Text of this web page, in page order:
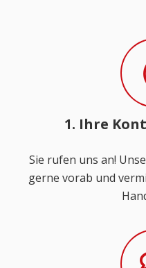
1. Ihre
Sie rufen uns an!
gerne vorab und